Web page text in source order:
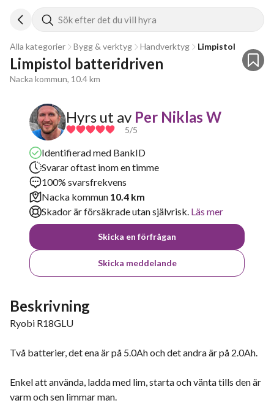
Sök efter det du vill hyra
Alla kategorier Bygg & verktyg Handverktyg Limpistol
Limpistol batteridriven
Nacka kommun, 10.4 km
Hyrs ut av Per Niklas W
5/5
Identifierad med BankID
Svarar oftast inom en timme
100% svarsfrekvens
Nacka kommun 10.4 km
Skador är försäkrade utan självrisk. Läs mer
Skicka en förfrågan
Skicka meddelande
Beskrivning
Ryobi R18GLU
Två batterier, det ena är på 5.0Ah och det andra är på 2.0Ah.
Enkel att använda, ladda med lim, starta och vänta tills den är
varm och sen limmar man.